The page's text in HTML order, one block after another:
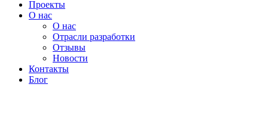
Проекты
О нас
О нас
Отрасли разработки
Отзывы
Новости
Контакты
Блог